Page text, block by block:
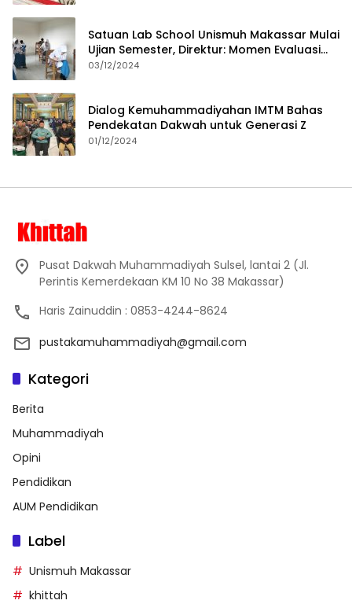
Satuan Lab School Unismuh Makassar Mulai
Ujian Semester, Direktur: Momen Evaluasi
Proses Pembelajaran
03/12/2024
Dialog Kemuhammadiyahan IMTM Bahas
Pendekatan Dakwah untuk Generasi Z
01/12/2024
Pusat Dakwah Muhammadiyah Sulsel, lantai 2 (Jl.
Perintis Kemerdekaan KM 10 No 38 Makassar)
Haris Zainuddin : 0853-4244-8624
pustakamuhammadiyah@gmail.com
Kategori
Berita
Muhammadiyah
Opini
Pendidikan
AUM Pendidikan
Label
Unismuh Makassar
khittah